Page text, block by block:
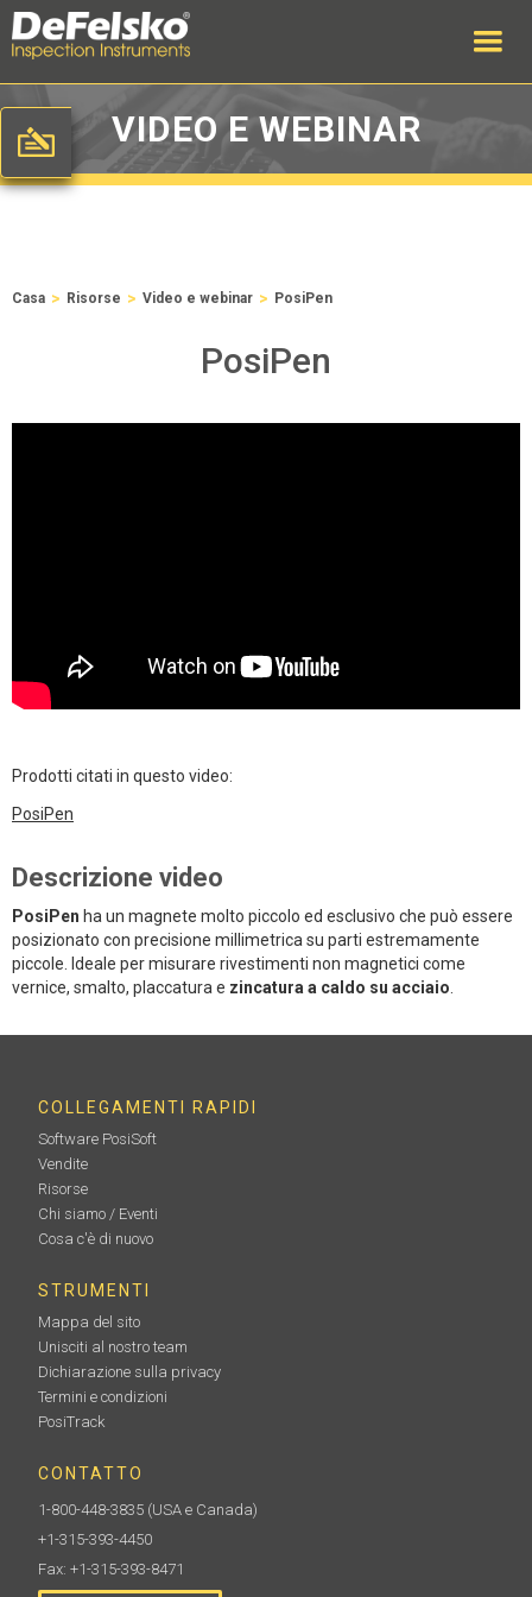
VIDEO E WEBINAR
Casa > Risorse > Video e webinar > PosiPen
PosiPen
Prodotti citati in questo video:
PosiPen
Descrizione video
PosiPen ha un magnete molto piccolo ed esclusivo che può essere
posizionato con precisione millimetrica su parti estremamente
piccole. Ideale per misurare rivestimenti non magnetici come
vernice, smalto, placcatura e zincatura a caldo su acciaio
COLLEGAMENTI RAPIDI
Software PosiSoft
Vendite
Risorse
Chi siamo / Eventi
Cosa c'è di nuovo
STRUMENTI
Mappa del sito
Unisciti al nostro team
Dichiarazione sulla privacy
Termini e condizioni
PosiTrack
CONTATTO
1-800-448-3835 (USA e Canada)
+1-315-393-4450
Fax: +1-315-393-8471